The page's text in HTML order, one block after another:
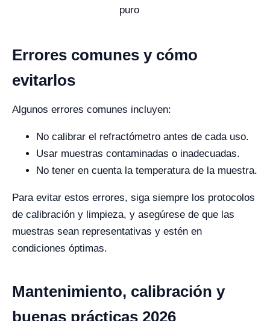
puro
Errores comunes y cómo
evitarlos
Algunos errores comunes incluyen:
No calibrar el refractómetro antes de cada uso.
Usar muestras contaminadas o inadecuadas.
No tener en cuenta la temperatura de la muestra.
Para evitar estos errores, siga siempre los protocolos
de calibración y limpieza, y asegúrese de que las
muestras sean representativas y estén en
condiciones óptimas.
Mantenimiento, calibración y
buenas prácticas 2026